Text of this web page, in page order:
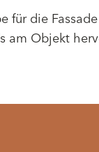
für die
Objekt